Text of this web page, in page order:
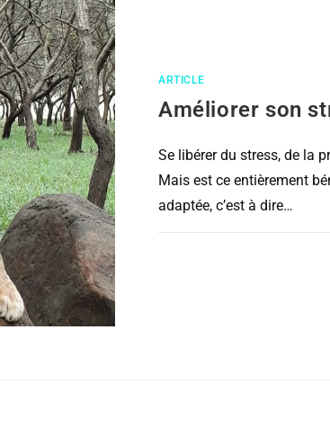
ARTICLE
Améliorer son
Se libérer du stress, de la
Mais est ce entièrement
adaptée, c’est à dire…